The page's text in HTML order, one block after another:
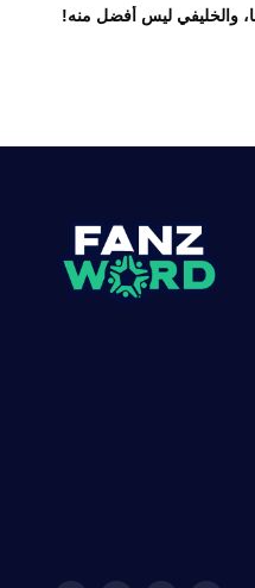
والخليفي ليس أفضل منه!